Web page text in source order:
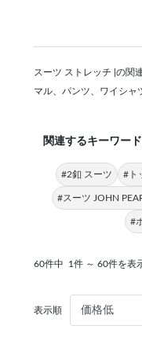
スーツ ストレッチ |の関
マル、パンツ、ワイシャ
関連するキーワー
#2釦 スーツ #ト
#スーツ JOHN
#
60件中 1件 ～ 60件を表
表示順